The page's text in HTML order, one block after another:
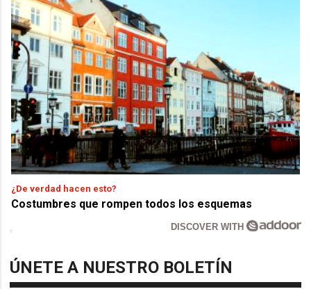
¿De verdad hacen esto?
Costumbres que rompen todos los esquemas
DISCOVER WITH
ÚNETE A NUESTRO BOLETÍN